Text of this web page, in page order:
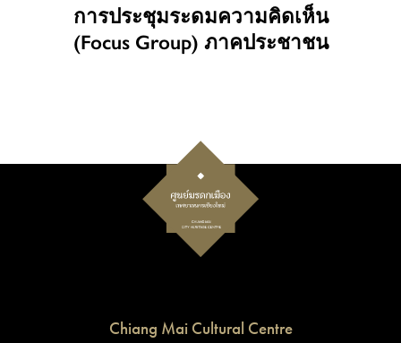
การประชุมระดมความคิดเห็น
(Focus Group) ภาคประชาชน
Chiang Mai Cultural Centre